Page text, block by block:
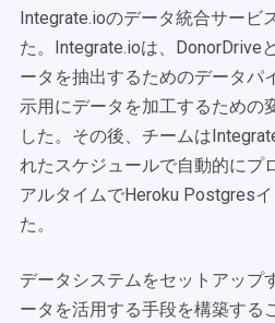
Integrate.ioのデータ統合サービ
た。Integrate.ioは、
ータを抽出するためのデータパ
示用にデータを加工するための
した。その後、チームは
れたスケジュールで自動的にプ
アルタイムでHeroku Postgres
た。
データシステムをセットアップ
ータを活用する手段を構築する